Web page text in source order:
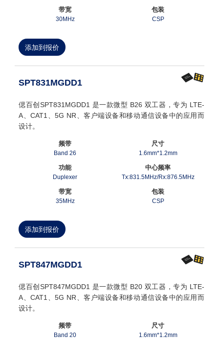
带宽
30MHz
包装
CSP
添加到报价
SPT831MGDD1
偲百创SPT831MGDD1 是一款微型 B26 双工器，专为 LTE-
A、CAT1、5G NR、客户端设备和移动通信设备中的应用而
设计。
频带
Band 26
尺寸
1.6mm*1.2mm
功能
Duplexer
中心频率
Tx:831.5MHz/Rx:876.5MHz
带宽
35MHz
包装
CSP
添加到报价
SPT847MGDD1
偲百创SPT847MGDD1 是一款微型 B20 双工器，专为 LTE-
A、CAT1、5G NR、客户端设备和移动通信设备中的应用而
设计。
频带
Band 20
尺寸
1.6mm*1.2mm